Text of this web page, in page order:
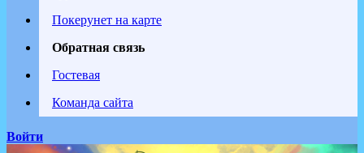
Покерунет на карте
Обратная связь
Гостевая
Команда сайта
Войти